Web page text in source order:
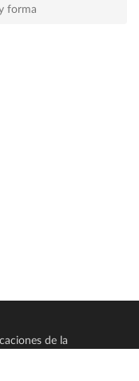
forma
de la